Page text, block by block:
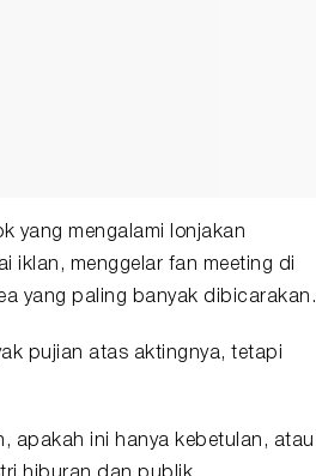
yang mengalami lonjakan
iklan, menggelar fan meeting di
yang paling banyak dibicarakan.
pujian atas aktingnya, tetapi
apakah ini hanya kebetulan, atau